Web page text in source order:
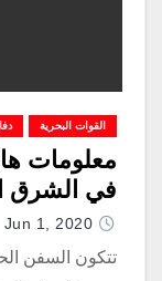
القوات البحرية
معلومات
في الشرق
Jun 1, 2020
تتكون السفن